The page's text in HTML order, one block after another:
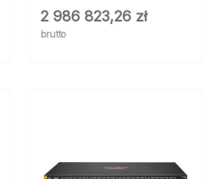
2 986 823,26 zł
brutto